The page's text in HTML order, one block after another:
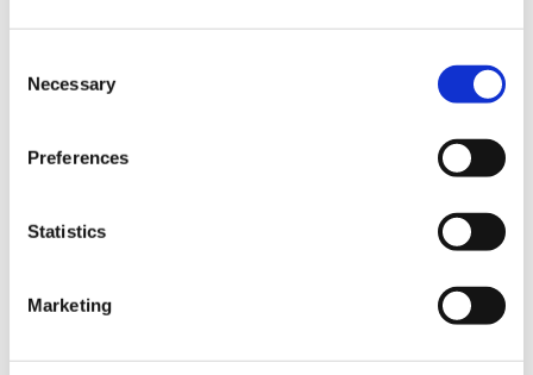
Necessary
Preferences
Statistics
Marketing